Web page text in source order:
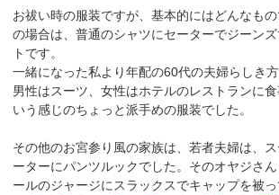
お祓い時の服装ですが、基本的にはどんなも
の場合は、普通のシャツにセーターでジーン
トです。
一緒になった私より年配の60代の夫婦らしき方
男性はスーツ、女性はホテルのレストランに
いう感じのちょっと派手めの服装でした。
その他のお宮参り風の家族は、若者夫婦は、
ーターにパンツルックでした。そのオヤジさ
ールのジャージにスラックスでキャップを被っ